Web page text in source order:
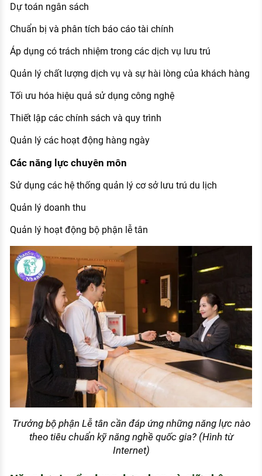
Dự toán ngân sách
Chuẩn bị và phân tích báo cáo tài chính
Áp dụng có trách nhiệm trong các dịch vụ lưu trú
Quản lý chất lượng dịch vụ và sự hài lòng của khách hàng
Tối ưu hóa hiệu quả sử dụng công nghệ
Thiết lập các chính sách và quy trình
Quản lý các hoạt động hàng ngày
Các năng lực chuyên môn
Sử dụng các hệ thống quản lý cơ sở lưu trú du lịch
Quản lý doanh thu
Quản lý hoạt động bộ phận lễ tân
Trưởng bộ phận Lễ tân cần đáp ứng những năng lực nào
theo tiêu chuẩn kỹ năng nghề quốc gia? (Hình từ
Internet)